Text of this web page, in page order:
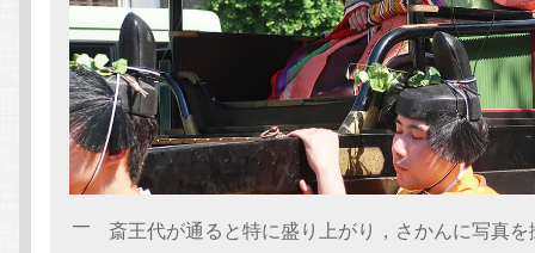
斎王代が通ると特に盛り上がり，さかんに写真